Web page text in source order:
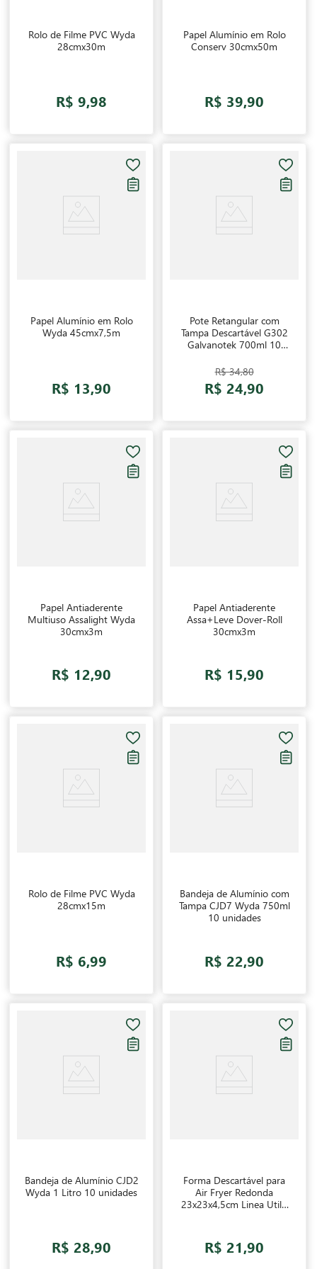
Rolo de Filme PVC Wyda
28cmx30m
R$ 9,98
Papel Alumínio em Rolo
Conserv 30cmx50m
R$ 39,90
Papel Alumínio em Rolo
Wyda 45cmx7,5m
R$ 13,90
Pote Retangular com
Tampa Descartável G302
Galvanotek 700ml 10
R$ 34,80
R$ 24,90
Papel Antiaderente
Multiuso Assalight Wyda
30cmx3m
R$ 12,90
Papel Antiaderente
Assa+Leve Dover-Roll
30cmx3m
R$ 15,90
Rolo de Filme PVC Wyda
28cmx15m
R$ 6,99
Bandeja de Alumínio com
Tampa CJD7 Wyda 750ml
10 unidades
R$ 22,90
Bandeja de Alumínio CJD2
Wyda 1 Litro 10 unidades
R$ 28,90
Forma Descartável para
Air Fryer Redonda
23x23x4,5cm Linea Utilo
R$ 21,90